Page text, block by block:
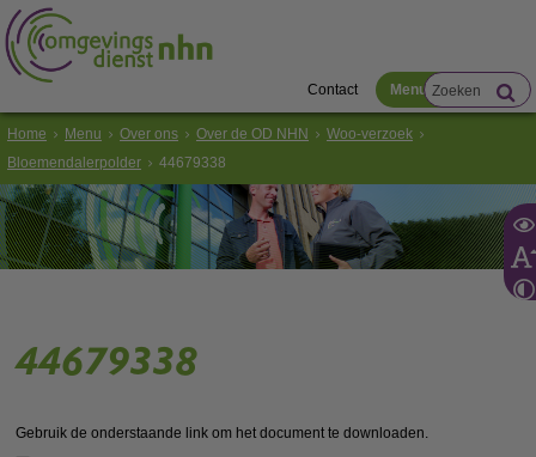
Contact Menu
Home Menu Over ons Over de OD NHN
Woo-verzoek
Bloemendalerpolder
44679338
44679338
Gebruik de onderstaande link om het document te downloaden.